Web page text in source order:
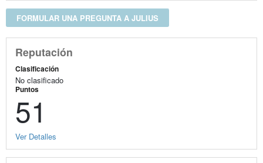
FORMULAR UNA PREGUNTA A JULIUS
Reputación
Clasificación
No clasificado
Puntos
51
Ver Detalles